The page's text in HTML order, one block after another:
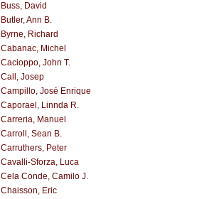
Buss, David
Butler, Ann B.
Byrne, Richard
Cabanac, Michel
Cacioppo, John T.
Call, Josep
Campillo, José Enrique
Caporael, Linnda R.
Carreria, Manuel
Carroll, Sean B.
Carruthers, Peter
Cavalli-Sforza, Luca
Cela Conde, Camilo J.
Chaisson, Eric